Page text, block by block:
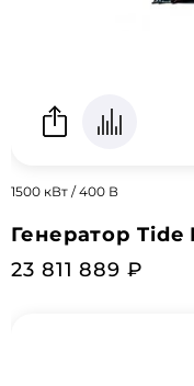
1500 кВт / 400 В
Генератор Tide
23 811 889 ₽